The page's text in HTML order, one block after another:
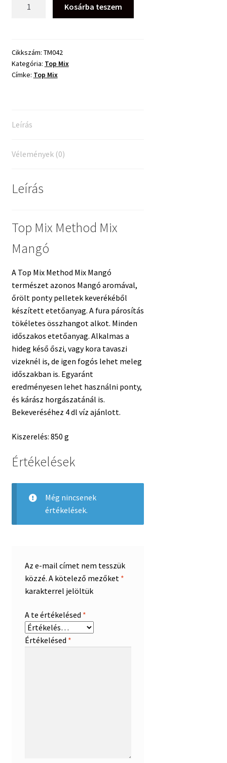
Mangó
–
850g
Kosárba teszem
Cikkszám: TM042
Kategória: Top Mix
Címke: Top Mix
Leírás
Vélemények (0)
Leírás
Top Mix Method Mix
Mangó
A Top Mix Method Mix Mangó
természet azonos Mangó aromával,
őrölt ponty pelletek keverékéből
készített etetőanyag. A fura párosítás
tökéletes összhangot alkot. Minden
időszakos etetőanyag. Alkalmas a
hideg késő őszi, vagy kora tavaszi
vizeknél is, de igen fogós lehet meleg
időszakban is. Egyaránt
eredményesen lehet használni ponty,
és kárász horgászatánál is.
Bekeveréséhez 4 dl víz ajánlott.
Kiszerelés: 850 g
Értékelések
Még nincsenek
értékelések.
Az e-mail címet nem tesszük
közzé. A kötelező mezőket *
karakterrel jelöltük
A te értékelésed *
Értékelésed *